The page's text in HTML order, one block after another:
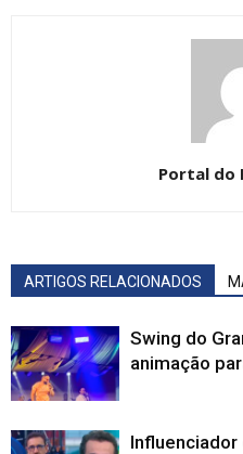
Portal do
ARTIGOS RELACIONADOS
Swing do
animação